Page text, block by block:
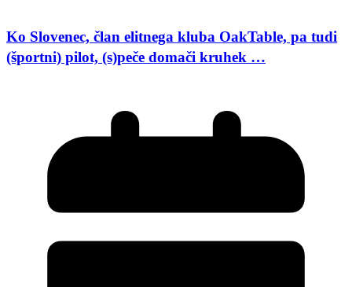
Ko Slovenec, član elitnega kluba OakTable, pa tudi
(športni) pilot, (s)peče domači kruhek …